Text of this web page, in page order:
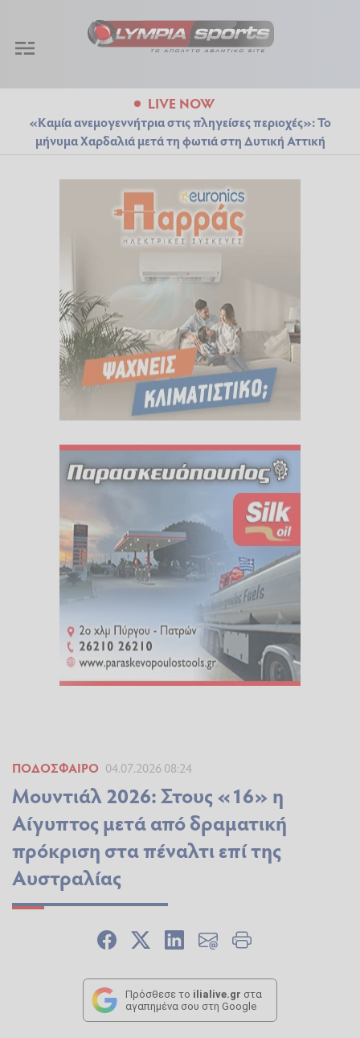
LIVE NOW
«Καμία ανεμογεννήτρια στις πληγείσες περιοχές»: Το
μήνυμα Χαρδαλιά μετά τη φωτιά στη Δυτική Αττική
ΠΟΔΌΣΦΑΙΡΟ 04.07.2026 08:24
Μουντιάλ 2026: Στους «16» η
Αίγυπτος μετά από δραματική
πρόκριση στα πέναλτι επί της
Αυστραλίας
Πρόσθεσε το ilialive.gr στα
αγαπημένα σου στη Google